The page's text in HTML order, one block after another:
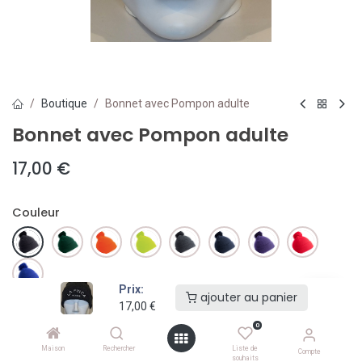
Prix:
17,00 €
ajouter au panier
Maison Rechercher
0
Liste de
souhaits
Compte
Boutique Bonnet avec Pompon adulte
Bonnet avec Pompon adulte
17,00 €
Couleur
ajouter au panier
Ajouter à la liste de souhaits